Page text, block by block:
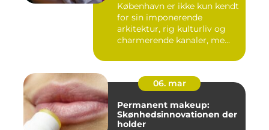
København er ikke kun kendt
for sin imponerende
arkitektur, rig kulturliv og
charmerende kanaler, me...
06. mar
Permanent makeup:
Skønhedsinnovationen der
holder